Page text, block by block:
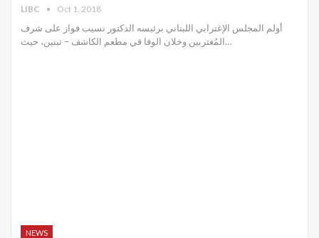
LIBC Oct 1, 2018
أولم المجلس الإغترابي اللبناني برئيسه الدكتور نسيب فواز على شرف
المُغتربين وخلان الوفا في مطعم الكاشف – تبنين، حيث…
NEWS